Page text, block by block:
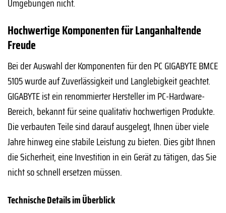
Hochwertige Komponenten für Langanhaltende
Freude
Bei der Auswahl der Komponenten für den PC GIGABYTE BMCE
5105 wurde auf Zuverlässigkeit und Langlebigkeit geachtet.
GIGABYTE ist ein renommierter Hersteller im PC-Hardware-
Bereich, bekannt für seine qualitativ hochwertigen Produkte.
Die verbauten Teile sind darauf ausgelegt, Ihnen über viele
Jahre hinweg eine stabile Leistung zu bieten. Dies gibt Ihnen
die Sicherheit, eine Investition in ein Gerät zu tätigen, das Sie
nicht so schnell ersetzen müssen.
Technische Details im Überblick